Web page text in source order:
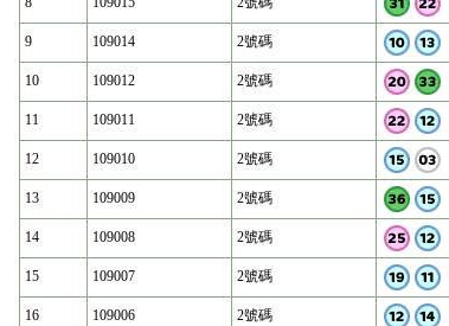
9 109014 2號碼
10 109012 2號碼
11 109011 2號碼
12 109010 2號碼
13 109009 2號碼
14 109008 2號碼
15 109007 2號碼
16 109006 2號碼